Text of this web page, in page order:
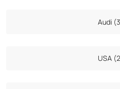
Audi
USA